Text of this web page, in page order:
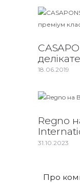
18.06.2019
Regno
31.10.2023
Про